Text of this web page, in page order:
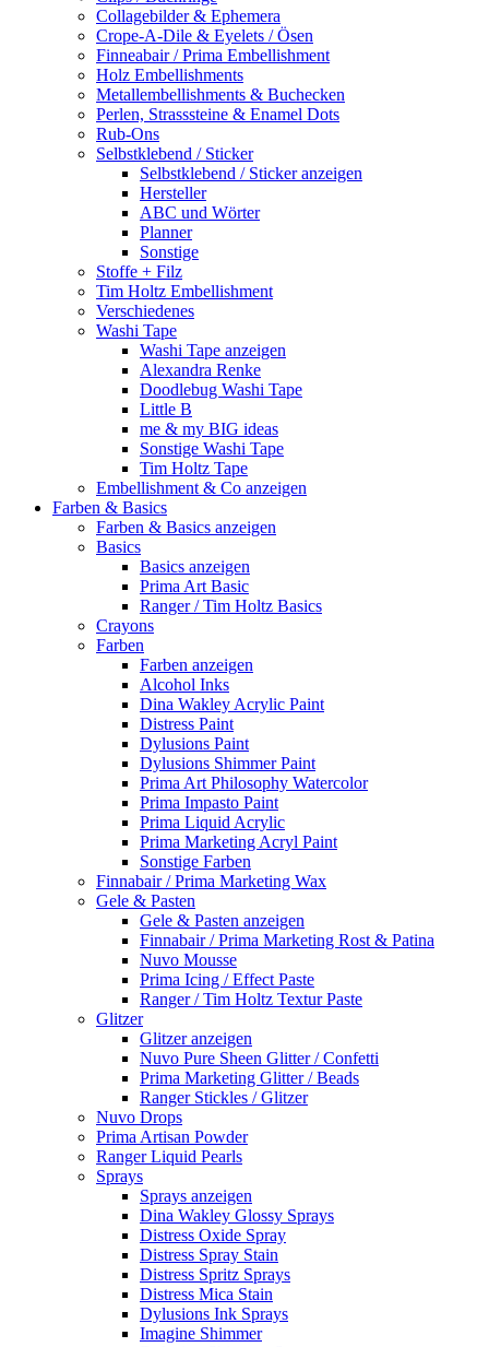
Collagebilder & Ephemera
Crope-A-Dile & Eyelets / Ösen
Finneabair / Prima Embellishment
Holz Embellishments
Metallembellishments & Buchecken
Perlen, Strasssteine & Enamel Dots
Rub-Ons
Selbstklebend / Sticker
Selbstklebend / Sticker anzeigen
Hersteller
ABC und Wörter
Planner
Sonstige
Stoffe + Filz
Tim Holtz Embellishment
Verschiedenes
Washi Tape
Washi Tape anzeigen
Alexandra Renke
Doodlebug Washi Tape
Little B
me & my BIG ideas
Sonstige Washi Tape
Tim Holtz Tape
Embellishment & Co anzeigen
Farben & Basics
Farben & Basics anzeigen
Basics
Basics anzeigen
Prima Art Basic
Ranger / Tim Holtz Basics
Crayons
Farben
Farben anzeigen
Alcohol Inks
Dina Wakley Acrylic Paint
Distress Paint
Dylusions Paint
Dylusions Shimmer Paint
Prima Art Philosophy Watercolor
Prima Impasto Paint
Prima Liquid Acrylic
Prima Marketing Acryl Paint
Sonstige Farben
Finnabair / Prima Marketing Wax
Gele & Pasten
Gele & Pasten anzeigen
Finnabair / Prima Marketing Rost & Patina
Nuvo Mousse
Prima Icing / Effect Paste
Ranger / Tim Holtz Textur Paste
Glitzer
Glitzer anzeigen
Nuvo Pure Sheen Glitter / Confetti
Prima Marketing Glitter / Beads
Ranger Stickles / Glitzer
Nuvo Drops
Prima Artisan Powder
Ranger Liquid Pearls
Sprays
Sprays anzeigen
Dina Wakley Glossy Sprays
Distress Oxide Spray
Distress Spray Stain
Distress Spritz Sprays
Distress Mica Stain
Dylusions Ink Sprays
Imagine Shimmer